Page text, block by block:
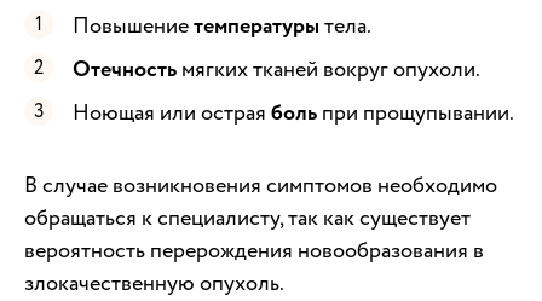
Повышениетемпературы тела.
Отечность мягких тканей вокруг опухоли.
Ноющая или острая боль при прощупывании.
В случае возникновения симптомов необходимо
обращаться к специалисту, так как существует
вероятность перерождения новообразования в
злокачественную опухоль.